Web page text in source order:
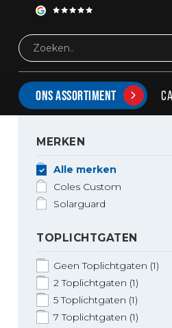
ONS ASSORTIMENT
PRODUCTEN GETAGD MET
MERKEN
Alle merken
Coles Custom
Solarguard
TOPLICHTGATEN
Geen Toplichtgaten (1)
2 Toplichtgaten (1)
5 Toplichtgaten (1)
7 Toplichtgaten (1)